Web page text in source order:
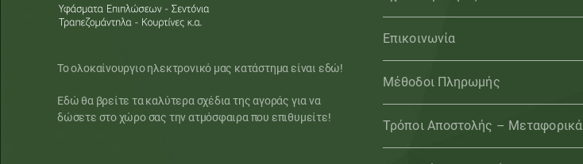
Το ολοκαίνουργιο ηλεκτρονικό μας κατάστημα είναι εδώ!
Εδώ θα βρείτε τα καλύτερα σχέδια της αγοράς για να
δώσετε στο χώρο σας την ατμόσφαιρα που επιθυμείτε!
Επικοινωνία
Μέθοδοι Πληρωμής
Τρόποι Αποστολής – Μεταφορικά